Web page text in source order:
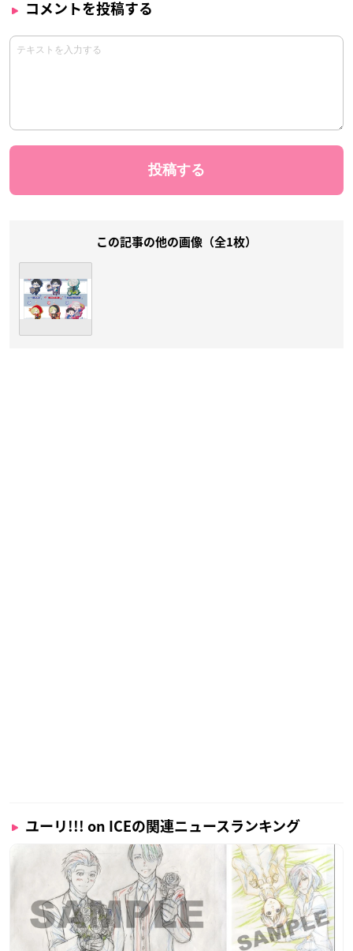
コメントを投稿する
この記事の他の画像（全1枚）
ユーリ!!! on ICEの関連ニュースランキング